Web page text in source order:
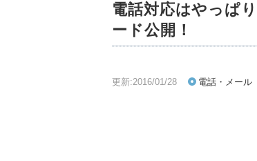
電話対応はやっぱ
ード公開！
更新:2016/01/28 電話・メール